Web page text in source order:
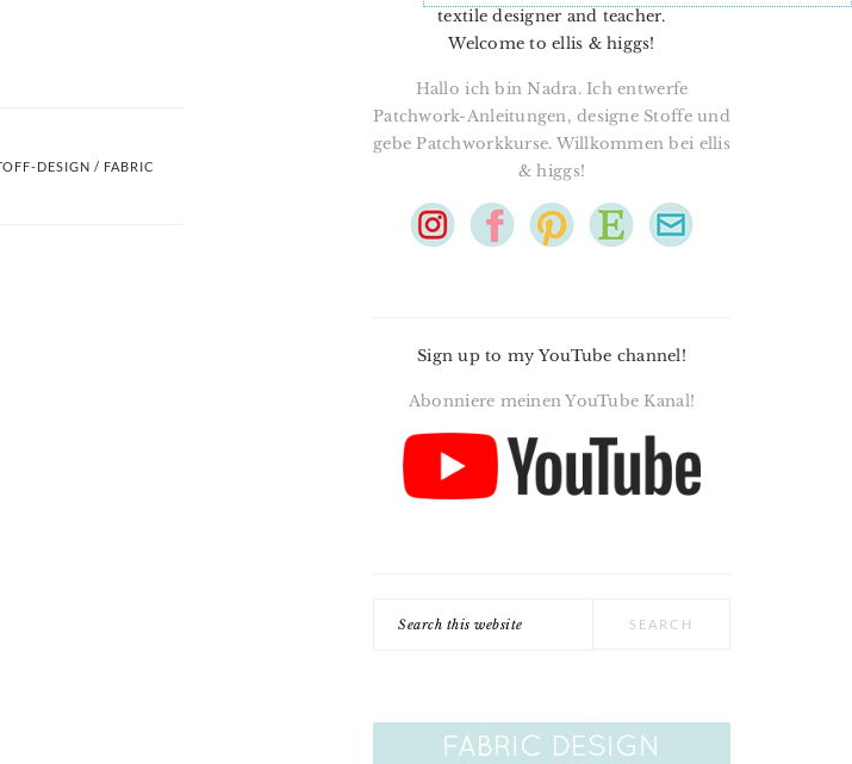
DESIGN / FABRIC
textile designer and teacher.
Welcome to ellis & higgs!
Hallo ich bin Nadra. Ich entwerfe
Patchwork-Anleitungen, designe Stoffe und
gebe Patchworkkurse. Willkommen bei ellis
& higgs!
Sign up to my YouTube channel!
Abonniere meinen YouTube Kanal!